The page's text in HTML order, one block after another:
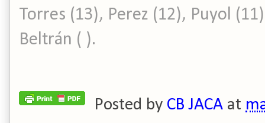
Torres (13), Perez (12), Puyol
Beltrán ( ).
Posted by CB JACA at